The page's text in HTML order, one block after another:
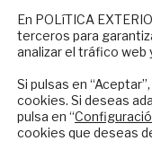
Informe
En POLíTICA
terceros para
analizar el tráfico web
Si pulsas en
cookies. Si deseas
pulsa en “
cookies que deseas
Suscríbase a
reciba en su
internacional